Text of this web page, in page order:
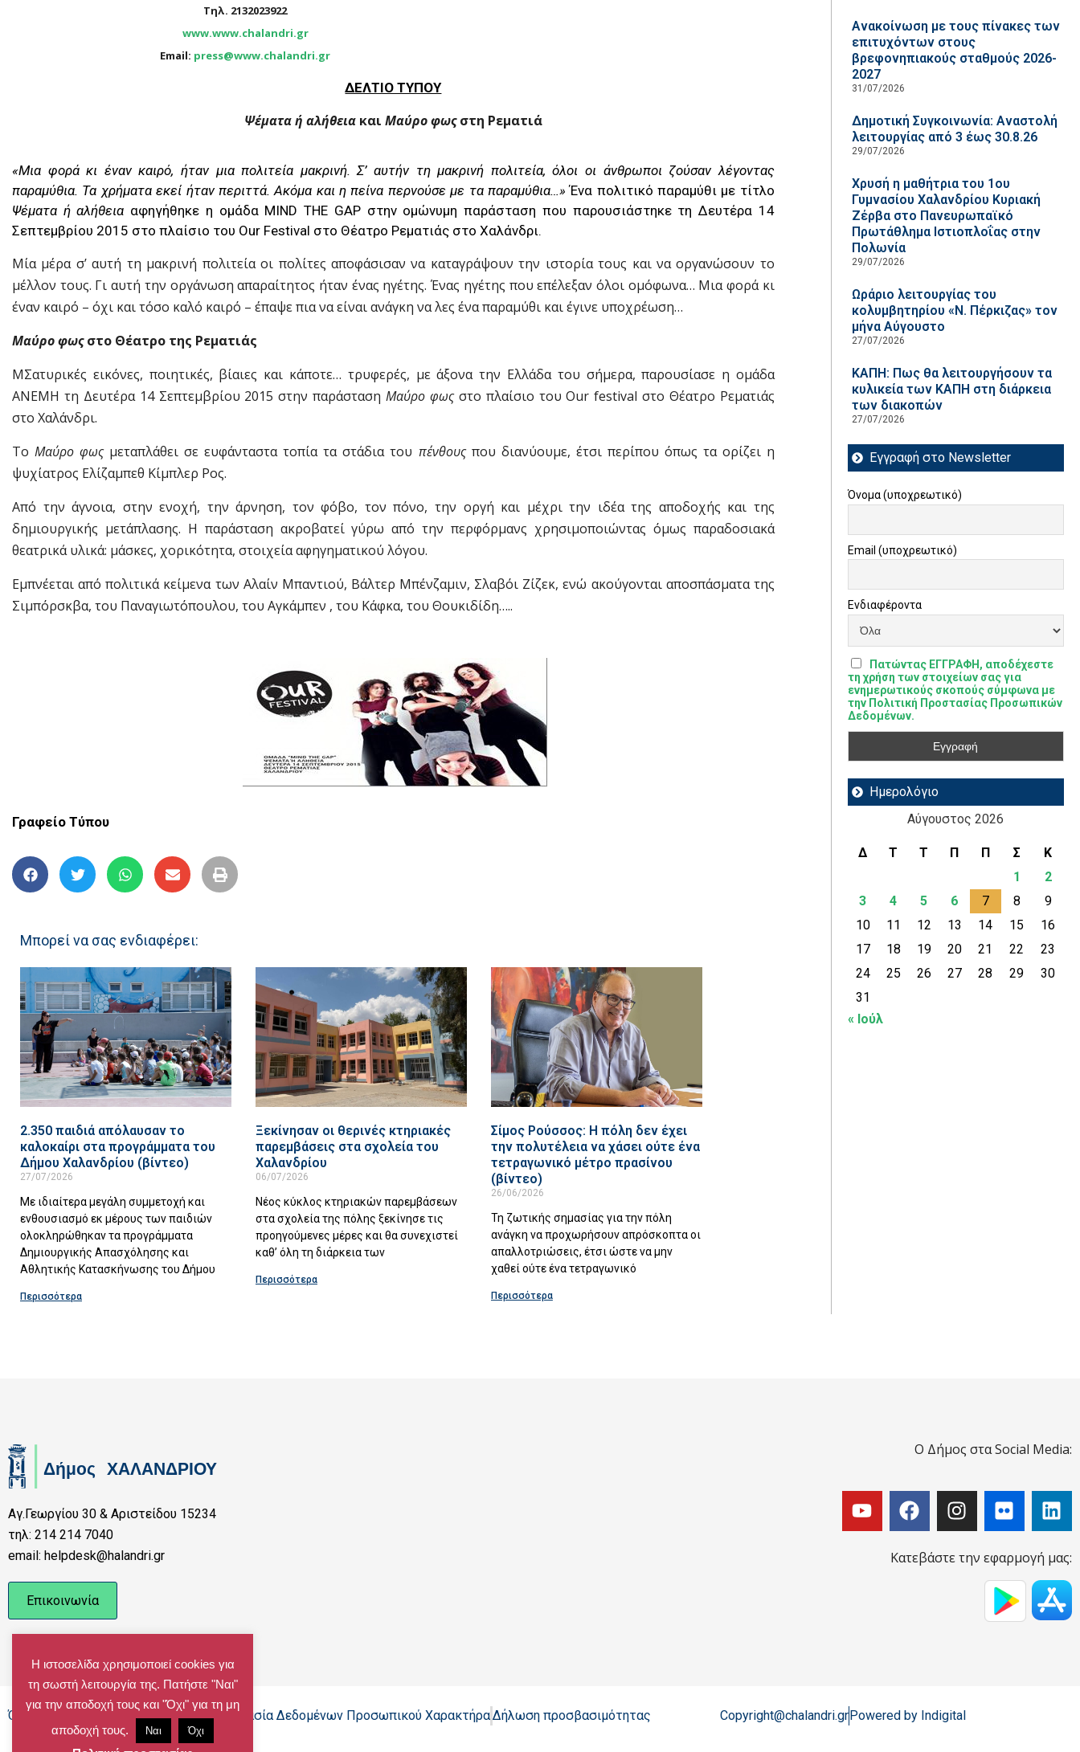
Τηλ. 2132023922
www.www.chalandri.gr
Email: press@www.chalandri.gr
ΔΕΛΤΙΟ ΤΥΠΟΥ
Ψέματα ή αλήθειακαι Μαύρο φωςστη Ρεματιά
«Μια φορά κι έναν καιρό, ήταν μια πολιτεία μακρινή. Σ’ αυτήν τη μακρινή πολιτεία, όλοι οι άνθρωποι ζούσαν λέγοντας
παραμύθια. Τα χρήματα εκεί ήταν περιττά. Ακόμα και η πείνα περνούσε με τα παραμύθια…» Ένα πολιτικό παραμύθι με τίτλο
Ψέματα ή αλήθεια αφηγήθηκε η ομάδα MIND THE GAP στην ομώνυμη παράσταση που παρουσιάστηκε τη Δευτέρα 14
Σεπτεμβρίου 2015 στο πλαίσιο του Our Festival στο Θέατρο Ρεματιάς στο Χαλάνδρι.
Μία μέρα σ’ αυτή τη μακρινή πολιτεία οι πολίτες αποφάσισαν να καταγράψουν την ιστορία τους και να οργανώσουν το
μέλλον τους. Γι αυτή την οργάνωση απαραίτητος ήταν ένας ηγέτης. Ένας ηγέτης που επέλεξαν όλοι ομόφωνα… Μια φορά κι
έναν καιρό – όχι και τόσο καλό καιρό – έπαψε πια να είναι ανάγκη να λες ένα παραμύθι και έγινε υποχρέωση…
Μαύρο φωςστο Θέατρο της Ρεματιάς
ΜΣατυρικές εικόνες, ποιητικές, βίαιες και κάποτε… τρυφερές, με άξονα την Ελλάδα του σήμερα, παρουσίασε η ομάδα
ΑΝΕΜΗ τη Δευτέρα 14 Σεπτεμβρίου 2015 στην παράσταση Μαύρο φωςστο πλαίσιο του Our festival στο Θέατρο Ρεματιάς
στο Χαλάνδρι.
ΤοΜαύρο φωςμεταπλάθει σε ευφάνταστα τοπία τα στάδια του πένθους που διανύουμε, έτσι περίπου όπως τα ορίζει η
ψυχίατρος Ελίζαμπεθ Κίμπλερ Ρος.
Από την άγνοια, στην ενοχή, την άρνηση, τον φόβο, τον πόνο, την οργή και μέχρι την ιδέα της αποδοχής και της
δημιουργικής μετάπλασης. Η παράσταση ακροβατεί γύρω από την περφόρμανς χρησιμοποιώντας όμως παραδοσιακά
θεατρικά υλικά: μάσκες, χορικότητα, στοιχεία αφηγηματικού λόγου.
Εμπνέεται από πολιτικά κείμενα των Αλαίν Μπαντιού, Βάλτερ Μπένζαμιν, Σλαβόι Ζίζεκ, ενώ ακούγονται αποσπάσματα της
Σιμπόρσκβα, του Παναγιωτόπουλου, του Αγκάμπεν , του Κάφκα, του Θουκιδίδη…..
Γραφείο Τύπου
Μπορεί να σας ενδιαφέρει:
2.350 παιδιά απόλαυσαν το
καλοκαίρι στα προγράμματα του
Δήμου Χαλανδρίου (βίντεο)
27/07/2026
Με ιδιαίτερα μεγάλη συμμετοχή και
ενθουσιασμό εκ μέρους των παιδιών
ολοκληρώθηκαν τα προγράμματα
Δημιουργικής Απασχόλησης και
Αθλητικής Κατασκήνωσης του Δήμου
Περισσότερα
Ξεκίνησαν οι θερινές κτηριακές
παρεμβάσεις στα σχολεία του
Χαλανδρίου
06/07/2026
Νέος κύκλος κτηριακών παρεμβάσεων
στα σχολεία της πόλης ξεκίνησε τις
προηγούμενες μέρες και θα συνεχιστεί
καθ’ όλη τη διάρκεια των
Περισσότερα
Σίμος Ρούσσος: Η πόλη δεν έχει
την πολυτέλεια να χάσει ούτε ένα
τετραγωνικό μέτρο πρασίνου
(βίντεο)
26/06/2026
Τη ζωτικής σημασίας για την πόλη
ανάγκη να προχωρήσουν απρόσκοπτα οι
απαλλοτριώσεις, έτσι ώστε να μην
χαθεί ούτε ένα τετραγωνικό
Περισσότερα
Ανακοίνωση με τους πίνακες των
επιτυχόντων στους
βρεφονηπιακούς σταθμούς 2026-
2027
31/07/2026
Δημοτική Συγκοινωνία: Αναστολή
λειτουργίας από 3 έως 30.8.26
29/07/2026
Χρυσή η μαθήτρια του 1ου
Γυμνασίου Χαλανδρίου Κυριακή
Ζέρβα στο Πανευρωπαϊκό
Πρωτάθλημα Ιστιοπλοΐας στην
Πολωνία
29/07/2026
Ωράριο λειτουργίας του
κολυμβητηρίου «Ν. Πέρκιζας» τον
μήνα Αύγουστο
27/07/2026
ΚΑΠΗ: Πως θα λειτουργήσουν τα
κυλικεία των ΚΑΠΗ στη διάρκεια
των διακοπών
27/07/2026
Εγγραφή στο Newsletter
Όνομα (υποχρεωτικό)
Email (υποχρεωτικό)
Ενδιαφέροντα
Πατώντας ΕΓΓΡΑΦΗ, αποδέχεστε
τη χρήση των στοιχείων σας για
ενημερωτικούς σκοπούς σύμφωνα με
την Πολιτική Προστασίας Προσωπικών
Δεδομένων.
Ημερολόγιο
Αύγουστος 2026
Δ Τ Τ Π Π Σ
Κ
1
2
3
4 5 6 7 8
9
10
11 12 13 14 15
16
17
18 19 20 21 22
23
24
25 26 27 28 29
30
31
« Ιούλ
Αγ.Γεωργίου 30 & Αριστείδου 15234
τηλ: 214 214 7040
email: helpdesk@halandri.gr
Επικοινωνία
Ο Δήμος στα Social Media:
Κατεβάστε την εφαρμογή μας:
Όροι Χρήσης - Πολιτική Cookies - Προστασία Δεδομένων Προσωπικού ΧαρακτήραΔήλωση προσβασιμότητας Copyright@chalandri.grPowered by Indigital
Η ιστοσελίδα χρησιμοποιεί cookies για
τη σωστή λειτουργία της. Πατήστε "Ναι"
για την αποδοχή τους και "Όχι" για τη μη
αποδοχή τους.
Ναι Όχι